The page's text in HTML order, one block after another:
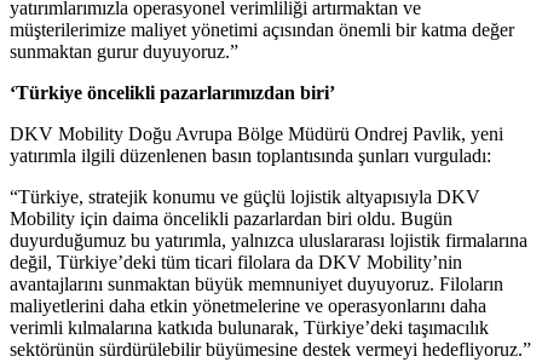
yatırımlarımızla operasyonel verimliliği artırmaktan ve
müşterilerimize maliyet yönetimi açısından önemli bir katma değer
sunmaktan gurur duyuyoruz.”
‘Türkiye öncelikli pazarlarımızdan biri’
DKV Mobility Doğu Avrupa Bölge Müdürü Ondrej Pavlik, yeni
yatırımla ilgili düzenlenen basın toplantısında şunları vurguladı:
“Türkiye, stratejik konumu ve güçlü lojistik altyapısıyla DKV
Mobility için daima öncelikli pazarlardan biri oldu. Bugün
duyurduğumuz bu yatırımla, yalnızca uluslararası lojistik firmalarına
değil, Türkiye’deki tüm ticari filolara da DKV Mobility’nin
avantajlarını sunmaktan büyük memnuniyet duyuyoruz. Filoların
maliyetlerini daha etkin yönetmelerine ve operasyonlarını daha
verimli kılmalarına katkıda bulunarak, Türkiye’deki taşımacılık
sektörünün sürdürülebilir büyümesine destek vermeyi hedefliyoruz.”